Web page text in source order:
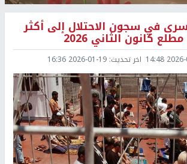
في سجون الاحتلال إلى أكثر
2026- اخر تحديث: 2026-01-19 16:36